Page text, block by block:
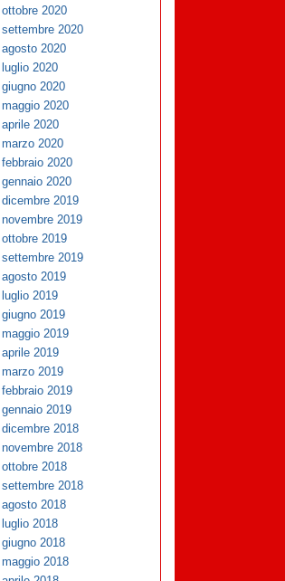
ottobre 2020
settembre 2020
agosto 2020
luglio 2020
giugno 2020
maggio 2020
aprile 2020
marzo 2020
febbraio 2020
gennaio 2020
dicembre 2019
novembre 2019
ottobre 2019
settembre 2019
agosto 2019
luglio 2019
giugno 2019
maggio 2019
aprile 2019
marzo 2019
febbraio 2019
gennaio 2019
dicembre 2018
novembre 2018
ottobre 2018
settembre 2018
agosto 2018
luglio 2018
giugno 2018
maggio 2018